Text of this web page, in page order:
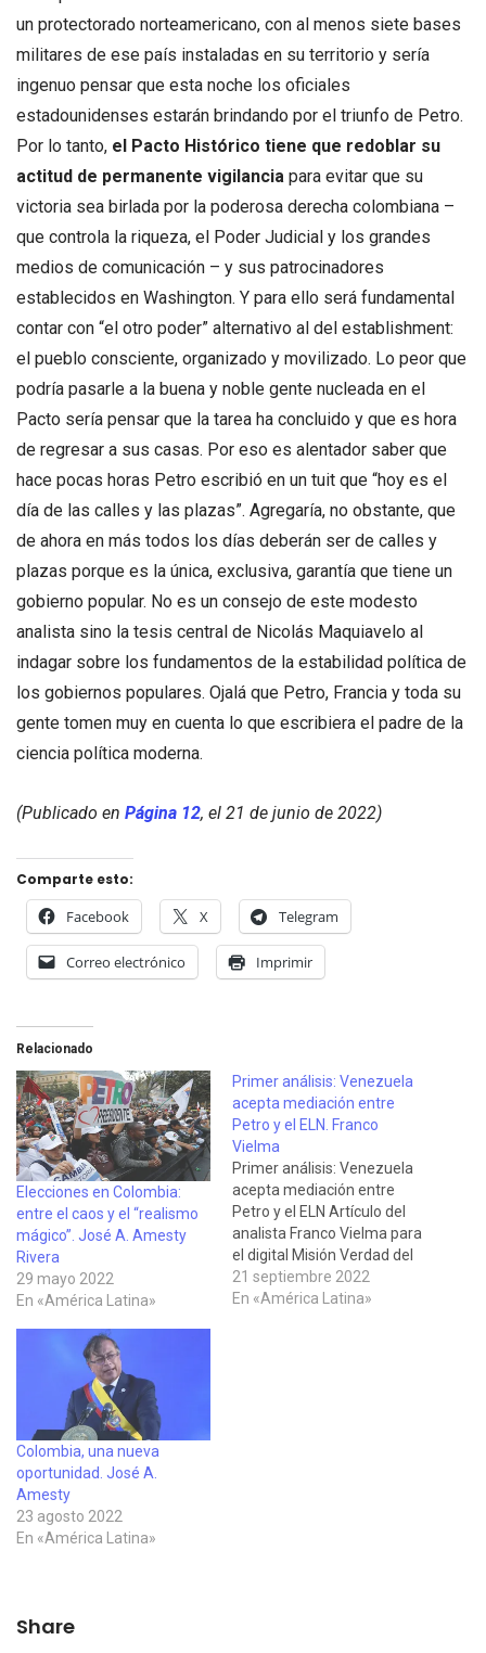
un protectorado norteamericano, con al menos siete bases
militares de ese país instaladas en su territorio y sería
ingenuo pensar que esta noche los oficiales
estadounidenses estarán brindando por el triunfo de Petro.
Por lo tanto, el Pacto Histórico tiene que redoblar su
actitud de permanente vigilancia para evitar que su
victoria sea birlada por la poderosa derecha colombiana –
que controla la riqueza, el Poder Judicial y los grandes
medios de comunicación – y sus patrocinadores
establecidos en Washington. Y para ello será fundamental
contar con “el otro poder” alternativo al del establishment:
el pueblo consciente, organizado y movilizado. Lo peor que
podría pasarle a la buena y noble gente nucleada en el
Pacto sería pensar que la tarea ha concluido y que es hora
de regresar a sus casas. Por eso es alentador saber que
hace pocas horas Petro escribió en un tuit que “hoy es el
día de las calles y las plazas”. Agregaría, no obstante, que
de ahora en más todos los días deberán ser de calles y
plazas porque es la única, exclusiva, garantía que tiene un
gobierno popular. No es un consejo de este modesto
analista sino la tesis central de Nicolás Maquiavelo al
indagar sobre los fundamentos de la estabilidad política de
los gobiernos populares. Ojalá que Petro, Francia y toda su
gente tomen muy en cuenta lo que escribiera el padre de la
ciencia política moderna.
(Publicado en Página 12, el 21 de junio de 2022)
Comparte esto:
Facebook X Telegram
Correo electrónico Imprimir
Relacionado
Elecciones en Colombia:
entre el caos y el “realismo
mágico”. José A. Amesty
Rivera
29 mayo 2022
En «América Latina»
Primer análisis: Venezuela
acepta mediación entre
Petro y el ELN. Franco
Vielma
Primer análisis: Venezuela
acepta mediación entre
Petro y el ELN Artículo del
analista Franco Vielma para
el digital Misión Verdad del
14 de septiembre, en el que
señala la oportunidad que
21 septiembre 2022
En «América Latina»
Colombia, una nueva
oportunidad. José A.
Amesty
23 agosto 2022
En «América Latina»
Share